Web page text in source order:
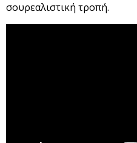
σουρεαλιστική τροπή.